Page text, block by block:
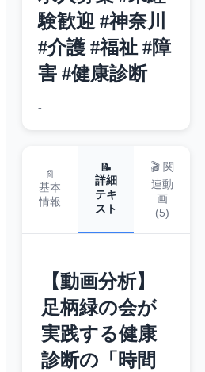
験歓迎 #神奈川
#介護 #福祉 #障
害 #健康診断
-
📄
基本
情報
📝
詳細
テキ
スト
🎬 関
連動
画
(5)
【動画分析】
足柄緑の会が
実践する健康
診断の「時間